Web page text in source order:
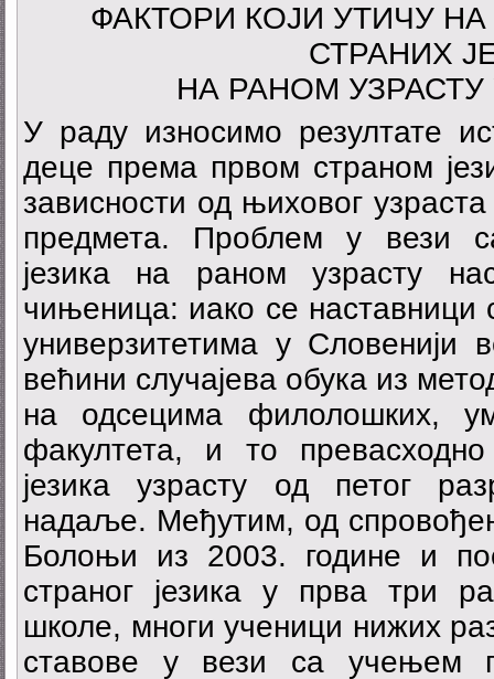
ФАКТОРИ КОЈИ УТИЧУ
СТРАНИХ
НА РАНОМ
У раду износимо резултате
деце према првом страном
зависности од њиховог
предмета. Проблем у вези
језика на раном узрасту
чињеница: иако се наставници
универзитетима у Словенији
већини случајева обука из
на одсецима филолошких,
факултета, и то
језика узрасту од петог
надаље. Међутим, од
Болоњи из 2003. године и
страног језика у прва три
школе, многи ученици нижих
ставове у вези са учењем